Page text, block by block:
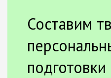
Составим